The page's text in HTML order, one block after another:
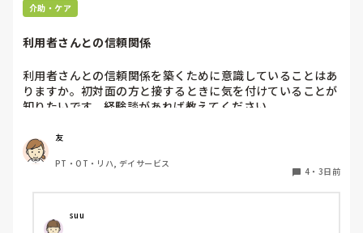
介助・ケア
利用者さんとの信頼関係
利用者さんとの信頼関係を築くために意識していることはあ
りますか。初対面の方と接するときに気を付けていることが
知りたいです。経験談があれば教えてください。
友
PT・OT・リハ, デイサービス
4 ・ 3日前
suu